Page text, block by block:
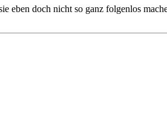
eben doch nicht so ganz folgenlos